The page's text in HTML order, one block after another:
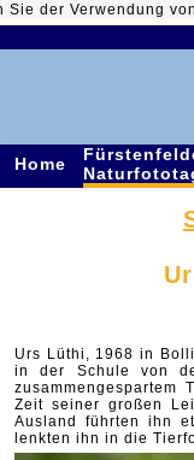
Sie der Verwendung
Home
Urs Lüthi, 1968 in
in der Schule von
zusammengespartem
Zeit seiner großen
Ausland führten ihn
lenkten ihn in die